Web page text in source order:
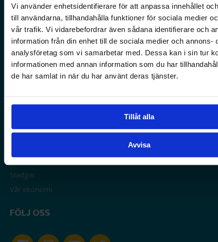
Vi använder enhetsidentifierare för att anpassa innehållet
till användarna, tillhandahålla funktioner för sociala medier
vår trafik. Vi vidarebefordrar även sådana identifierare och
information från din enhet till de sociala medier och annons-
analysföretag som vi samarbetar med. Dessa kan i sin tur
informationen med annan information som du har
de har samlat in när du har använt deras tjänster.
Tillåt alla
Avvisa
Al Khums
Sadaqa
OM OSS
Så stärker vi barn och unga
Om oss
Uppförandekod
Stadgar
Vår ekonomi
FÖLJ OSS